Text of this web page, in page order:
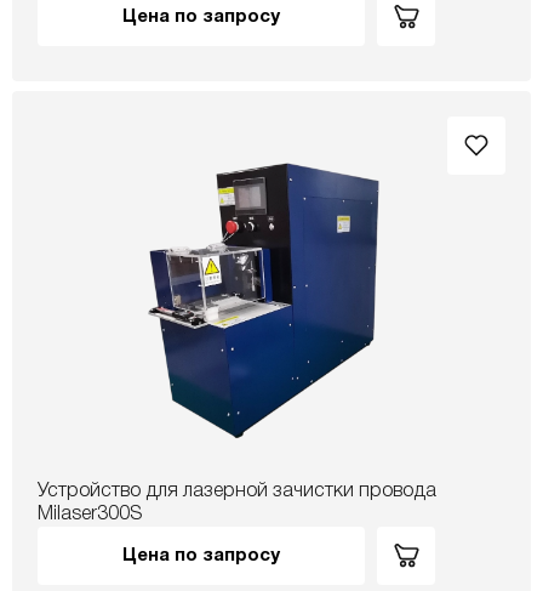
Цена по запросу
Устройство для лазерной зачистки провода
Milaser300S
Цена по запросу